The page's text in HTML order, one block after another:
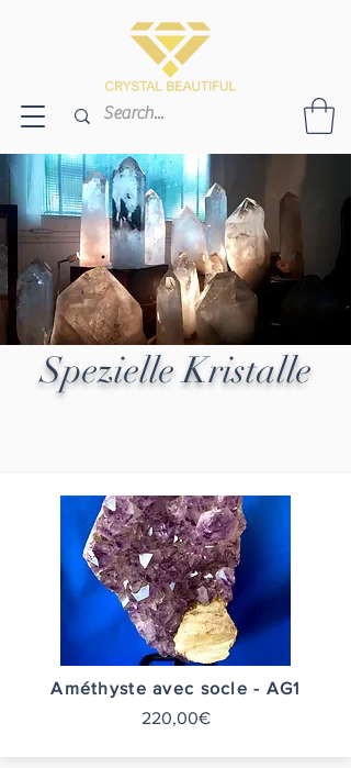
Spezielle Kristalle
Améthyste avec socle - AG1
220,00€